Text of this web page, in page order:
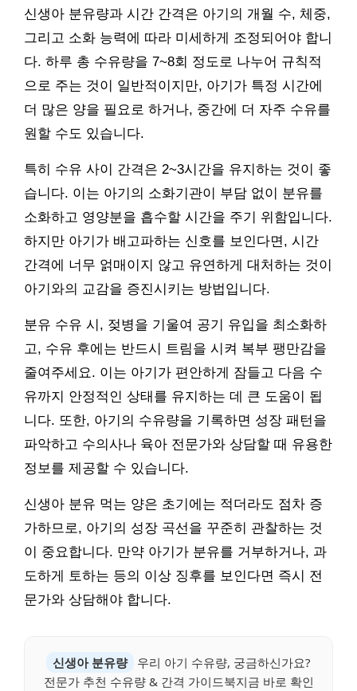
신생아 분유량과 시간 간격은 아기의 개월 수, 체중,
그리고 소화 능력에 따라 미세하게 조정되어야 합니
다. 하루 총 수유량을 7~8회 정도로 나누어 규칙적
으로 주는 것이 일반적이지만, 아기가 특정 시간에
더 많은 양을 필요로 하거나, 중간에 더 자주 수유를
원할 수도 있습니다.
특히 수유 사이 간격은 2~3시간을 유지하는 것이 좋
습니다. 이는 아기의 소화기관이 부담 없이 분유를
소화하고 영양분을 흡수할 시간을 주기 위함입니다.
하지만 아기가 배고파하는 신호를 보인다면, 시간
간격에 너무 얽매이지 않고 유연하게 대처하는 것이
아기와의 교감을 증진시키는 방법입니다.
분유 수유 시, 젖병을 기울여 공기 유입을 최소화하
고, 수유 후에는 반드시 트림을 시켜 복부 팽만감을
줄여주세요. 이는 아기가 편안하게 잠들고 다음 수
유까지 안정적인 상태를 유지하는 데 큰 도움이 됩
니다. 또한, 아기의 수유량을 기록하면 성장 패턴을
파악하고 수의사나 육아 전문가와 상담할 때 유용한
정보를 제공할 수 있습니다.
신생아 분유 먹는 양은 초기에는 적더라도 점차 증
가하므로, 아기의 성장 곡선을 꾸준히 관찰하는 것
이 중요합니다. 만약 아기가 분유를 거부하거나, 과
도하게 토하는 등의 이상 징후를 보인다면 즉시 전
문가와 상담해야 합니다.
신생아 분유량
우리 아기 수유량, 궁금하신가요?
전문가 추천 수유량 & 간격 가이드북지금 바로 확인